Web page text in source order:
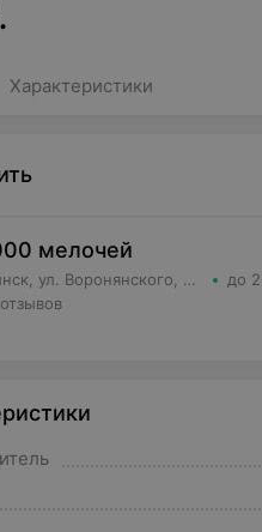
Характеристики
мелочей
Минск, ул. Воронянского, д.11 корпус 5, кв.63
до